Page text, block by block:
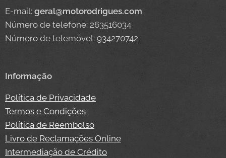
E-mail: geral@motorodrigues.com
Número de telefone: 263516034
Número de telemóvel: 934270742
Informação
Política de Privacidade
Termos e Condições
Política de Reembolso
Livro de Reclamações Online
Intermediação de Crédito